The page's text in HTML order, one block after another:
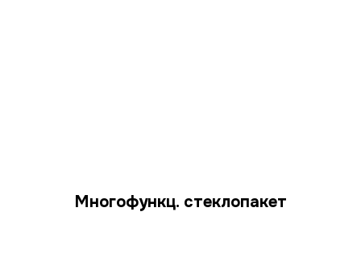
Многофункц. стеклопакет